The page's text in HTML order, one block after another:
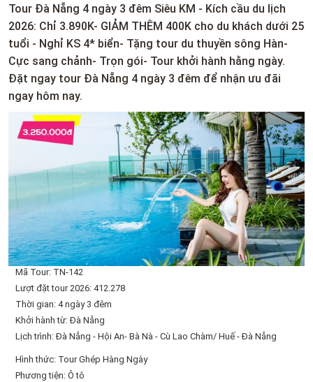
Tour Đà Nẵng 4 ngày 3 đêm Siêu KM - Kích cầu du lịch
2026: Chỉ 3.890K- GIẢM THÊM 400K cho du khách dưới 25
tuổi - Nghỉ KS 4* biển- Tặng tour du thuyền sông Hàn-
Cực sang chảnh- Trọn gói- Tour khởi hành hằng ngày.
Đặt ngay tour Đà Nẵng 4 ngày 3 đêm để nhận ưu đãi
ngay hôm nay.
Mã Tour: TN-142
Lượt đặt tour 2026: 412.278
Thời gian: 4 ngày 3 đêm
Khởi hành từ: Đà Nẵng
Lịch trình: Đà Nẵng - Hội An- Bà Nà - Cù Lao Chàm/ Huế - Đà Nẵng
Hình thức: Tour Ghép Hàng Ngày
Phương tiện: Ô tô